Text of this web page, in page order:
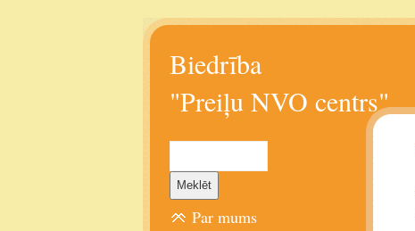
Biedrība
"Preiļu NVO centrs"
Par mums